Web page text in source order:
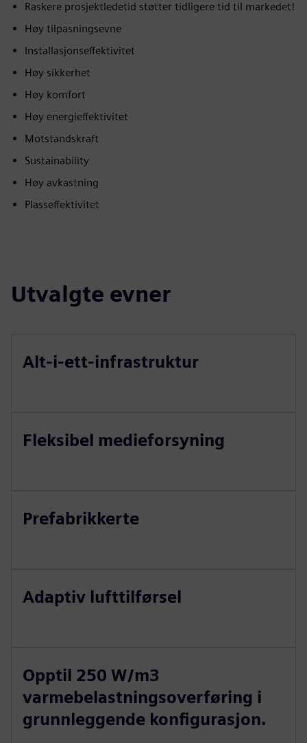
Raskere prosjektledetid støtter tidligere tid til markedet!
Høy tilpasningsevne
Installasjonseffektivitet
Høy sikkerhet
Høy komfort
Høy energieffektivitet
Motstandskraft
Sustainability
Høy avkastning
Plasseffektivitet
Utvalgte evner
Alt-i-ett-infrastruktur
Fleksibel medieforsyning
Prefabrikkerte
Adaptiv lufttilførsel
Opptil 250 W/m3
varmebelastningsoverføring i
grunnleggende konfigurasjon.